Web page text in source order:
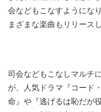
会などもこなすようにな
まざまな楽曲もリリース
司会などもこなしマルチ
が、人気ドラマ『コード
命』や『逃げるは恥だが